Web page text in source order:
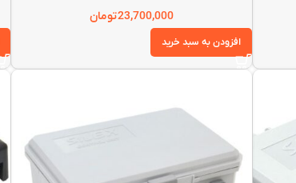
23,700,000تومان
افزودن به سبد خرید